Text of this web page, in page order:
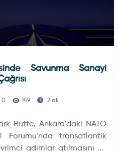
Savunma Sanayi
0 149 2 dk
Rutte, Ankara'daki NATO
Forumu'nda transatlantik
adımlar atılmasını ve